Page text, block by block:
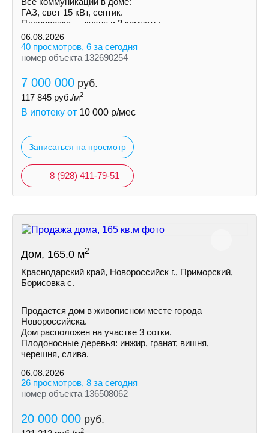
ГAЗ, свет 15 кВт, септик.
Планировка — кухня и 3 комнаты.
Установлены радиаторы.
06.08.2026
40 просмотров, 6 за сегодня
номер объекта 132690254
7 000 000 руб.
117 845 руб./м2
В ипотеку от 10 000 р/мес
Записаться на просмотр
8 (928) 411-79-51
Дом, 165.0 м2
Краснодарский край, Новороссийск г., Приморский,
Борисовка с.
Продается дом в живописном месте города
Новороссийска.
Дом расположен на участке 3 сотки.
Плодоносные деревья: инжир, гранат, вишня,
черешня, слива.
06.08.2026
26 просмотров, 8 за сегодня
номер объекта 136508062
20 000 000 руб.
2